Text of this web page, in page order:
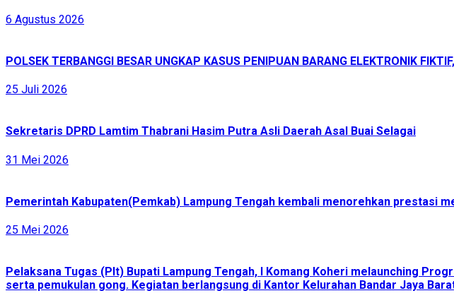
6 Agustus 2026
POLSEK TERBANGGI BESAR UNGKAP KASUS PENIPUAN BARANG ELEKTRONIK
25 Juli 2026
Sekretaris DPRD Lamtim Thabrani Hasim Putra Asli Daerah Asal Buai Selagai
31 Mei 2026
Pemerintah Kabupaten(Pemkab) Lampung Tengah kembali menorehkan prestasi
25 Mei 2026
Pelaksana Tugas (Plt) Bupati Lampung Tengah, I Komang Koheri melaunching
serta pemukulan gong. Kegiatan berlangsung di Kantor Kelurahan Bandar Jaya